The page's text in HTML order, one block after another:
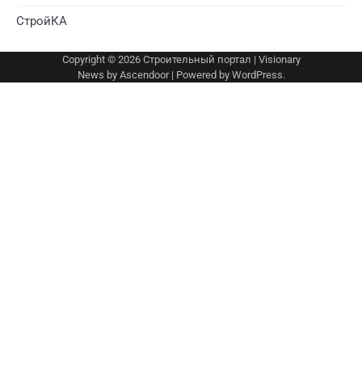
СтройКА
Copyright © 2026 Строительный портал | Visionary
News by Ascendoor| Powered by WordPress.